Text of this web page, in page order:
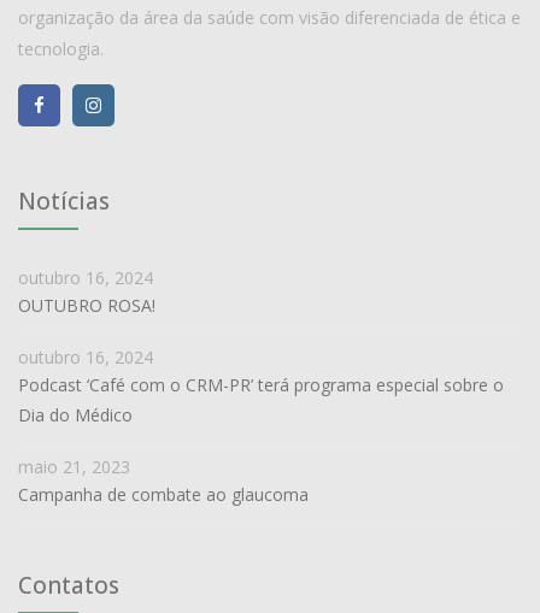
organização da área da saúde com visão diferenciada de ética e
tecnologia.
Notícias
outubro 16, 2024
OUTUBRO ROSA!
outubro 16, 2024
Podcast ‘Café com o CRM-PR’ terá programa especial sobre o
Dia do Médico
maio 21, 2023
Campanha de combate ao glaucoma
Contatos